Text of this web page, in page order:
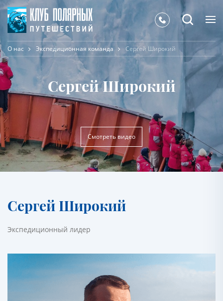
О нас Экспедиционная команда Сергей Широкий
Сергей Широкий
Cмотреть видео
Сергей Широкий
Экспедиционный лидер